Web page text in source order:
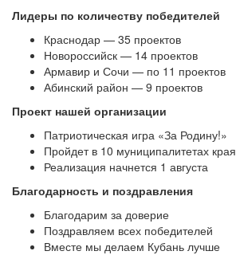
Лидеры по количеству победителей
Краснодар — 35 проектов
Новороссийск — 14 проектов
Армавир и Сочи — по 11 проектов
Абинский район — 9 проектов
Проект нашей организации
Патриотическая игра «За Родину!»
Пройдет в 10 муниципалитетах края
Реализация начнется 1 августа
Благодарность и поздравления
Благодарим за доверие
Поздравляем всех победителей
Вместе мы делаем Кубань лучше